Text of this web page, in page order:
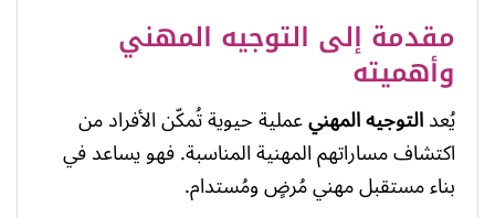
مقدمة إلى التوجيه المهني
وأهميته
يُعدالتوجيه المهنيعملية حيوية تُمكّن الأفراد من
اكتشاف مساراتهم المهنية المناسبة. فهو يساعد في
بناء مستقبل مهني مُرضٍ ومُستدام.